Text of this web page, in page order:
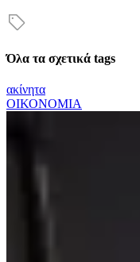
Όλα τα σχετικά tags
ακίνητα
ΟΙΚΟΝΟΜΙΑ